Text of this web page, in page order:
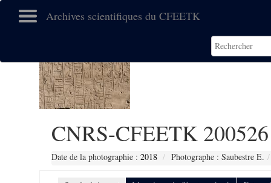
Archives scientifiques du CFEETK
CNRS-CFEETK 200526
Date de la photographie : 2018 Photographe : Saubestre E.